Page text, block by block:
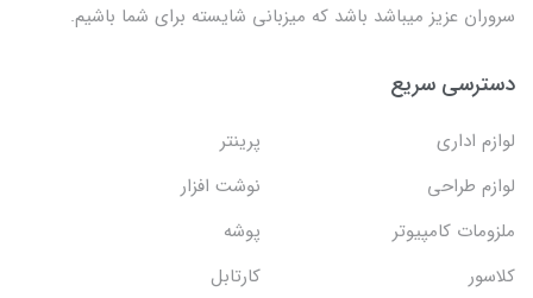
سروران عزیز میباشد باشد که میزبانی شایسته برای شما باشیم.
دسترسی سریع
لوازم اداری
پرینتر
لوازم طراحی
نوشت افزار
ملزومات کامپیوتر
پوشه
کلاسور
کارتابل